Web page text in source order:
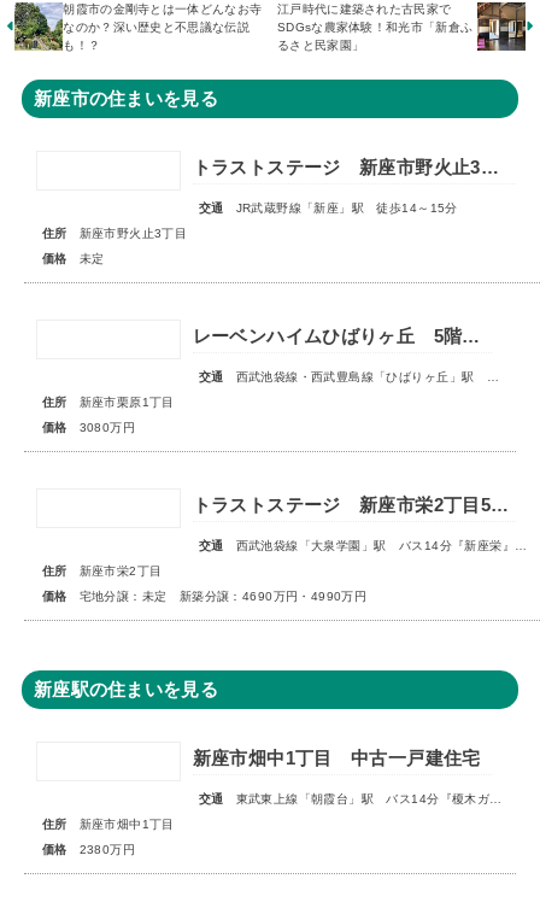
朝霞市の金剛寺とは一体どんなお寺
なのか？深い歴史と不思議な伝説
も！？
江戸時代に建築された古民家で
SDGsな農家体験！和光市「新倉ふ
るさと民家園」
新座市の住まいを見る
トラストステージ 新座市野火止3丁目55期 全15区画■第一期分譲 販売予告■
交通
JR武蔵野線「新座」駅 徒歩14～15分
住所
新座市野火止3丁目
価格
未定
レーベンハイムひばりヶ丘 5階部分
交通
西武池袋線・西武豊島線「ひばりヶ丘」駅 徒歩17分
住所
新座市栗原1丁目
価格
3080万円
トラストステージ 新座市栄2丁目5期 全9区画 宅地分譲：◇販売予告◇新築分譲：◆販売開始◆
交通
西武池袋線「大泉学園」駅 バス14分『新座栄』停歩5～6分
住所
新座市栄2丁目
価格
宅地分譲：未定 新築分譲：4690万円・4990万円
新座駅の住まいを見る
新座市畑中1丁目 中古一戸建住宅
交通
東武東上線「朝霞台」駅 バス14分『榎木ガード』停歩2分
住所
新座市畑中1丁目
価格
2380万円